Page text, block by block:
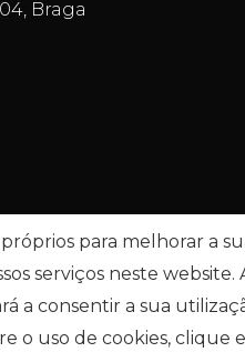
Braga
Subscrever
para melhorar a
serviços neste website.
a consentir a sua
o uso de cookies, clique